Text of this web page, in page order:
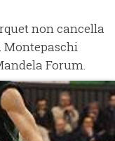
non cancella
Forum.